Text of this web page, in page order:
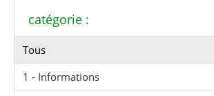
catégorie :
Tous
1 - Informations